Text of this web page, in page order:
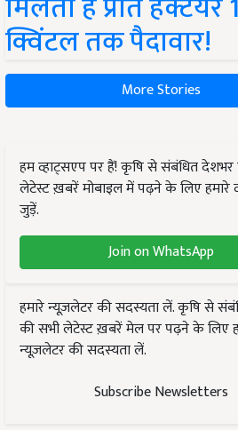
क्विंटल तक पैदावार!
More Stories
हम व्हाट्सएप पर हैं! कृषि से संबंधित देशभर
लेटेस्ट ख़बरें मोबाइल में पढ़ने के लिए हमारे
जुड़ें.
Join on WhatsApp
हमारे न्यूज़लेटर की सदस्यता लें. कृषि से
की सभी लेटेस्ट ख़बरें मेल पर पढ़ने के लिए
न्यूज़लेटर की सदस्यता लें.
Subscribe Newsletters